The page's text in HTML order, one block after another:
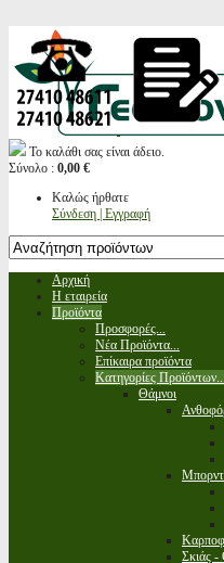
Το καλάθι σας είναι άδειο.
Σύνολο : 0,00 €
Καλώς ήρθατε
Σύνδεση | Εγγραφή
Αρχική
Η εταιρεία
Προϊόντα
Προσφορές...
Νέα Προϊόντα...
Επίκαιρα προϊόντα
Κατηγορίες Προϊόντων...
Θάμνοι
Σκιάς